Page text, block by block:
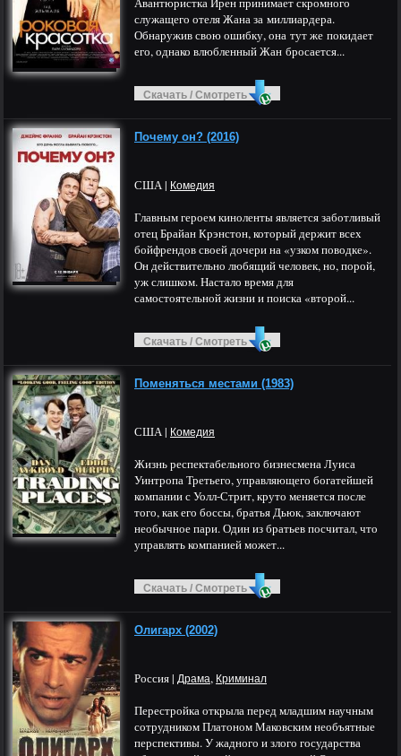
служащего отеля Жана за миллиардера.
Обнаружив свою ошибку, она тут же покидает
его, однако влюбленный Жан бросается...
Скачать / Смотреть
Почему он? (2016)
США | Комедия
Главным героем киноленты является заботливый
отец Брайан Крэнстон, который держит всех
бойфрендов своей дочери на «узком поводке».
Он действительно любящий человек, но, порой,
уж слишком. Настало время для
самостоятельной жизни и поиска «второй...
Скачать / Смотреть
Поменяться местами (1983)
США | Комедия
Жизнь респектабельного бизнесмена Луиса
Уинтропа Третьего, управляющего богатейшей
компании с Уолл-Стрит, круто меняется после
того, как его боссы, братья Дьюк, заключают
необычное пари. Один из братьев посчитал, что
управлять компанией может...
Скачать / Смотреть
Олигарх (2002)
Россия | Драма, Криминал
Перестройка открыла перед младшим научным
сотрудником Платоном Маковским необъятные
перспективы. У жадного и злого государства